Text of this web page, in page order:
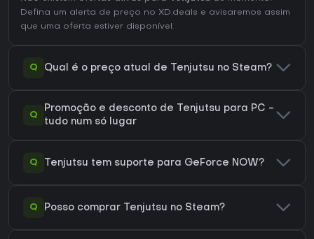
Defina um alerta de preço no XD.deals e avisaremos assim
que uma oferta estiver disponível.
Q Qual é o preço atual de Tenjutsu no Steam?
Q
Promoção e desconto de Tenjutsu para PC -
tudo num só lugar
Q Tenjutsu tem suporte para GeForce NOW?
Q Posso comprar Tenjutsu no Steam?